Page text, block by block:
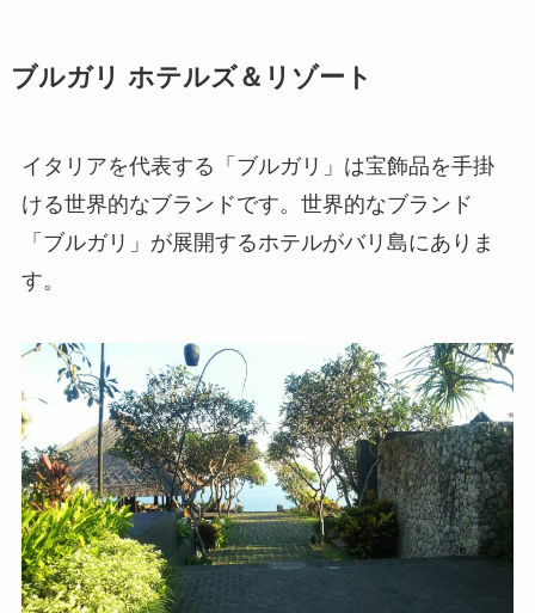
ブルガリ ホテルズ＆リゾート
イタリアを代表する「ブルガリ」は宝飾品を手掛
ける世界的なブランドです。世界的なブランド
「ブルガリ」が展開するホテルがバリ島にありま
す。